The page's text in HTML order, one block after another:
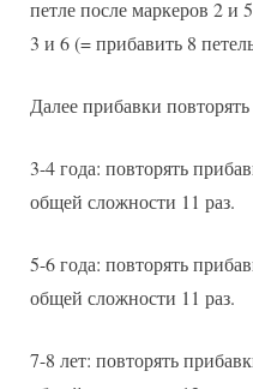
петле после маркеров 2 и
3 и 6 (= прибавить 8
Далее прибавки
3-4 года: повторять
общей сложности 11 раз.
5-6 года: повторять
общей сложности 11 раз.
7-8 лет: повторять